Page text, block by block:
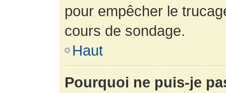
pour empêcher le
cours de sondage.
Haut
Pourquoi ne puis-je